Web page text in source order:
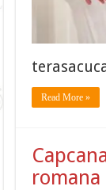
Read More »
romana